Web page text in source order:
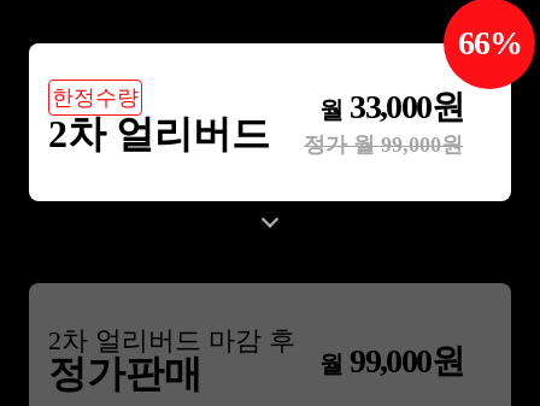
한정수량
2차 얼리버드
월 33,000원
정가 월99,000원
66%
2차 얼리버드 마감 후
정가판매 월 99,000원